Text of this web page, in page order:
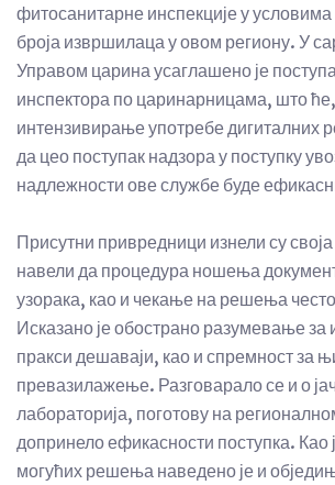
фитосанитарне инспекције у
броја извршилаца у овом региону. У
Управом царина усаглашено је
инспектора по царинарницама, што
интензивирање употребе
да цео поступак надзора у поступку
надлежности ове службе буде
Присутни привредници изнели су своја
навели да процедура ношења
узорака, као и чекање на решења често
Исказано је обострано разумевање за
пракси дешаваји, као и спремност за
превазилажење. Разговарало се и о
лабораторија, поготову на
допринело ефикасности поступка. Као
могућих решења наведено је и